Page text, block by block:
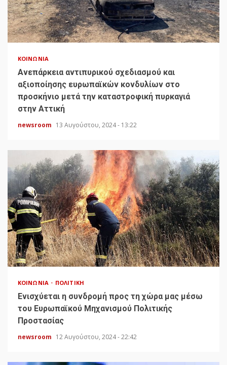
ΚΟΙΝΩΝΊΑ
Ανεπάρκεια αντιπυρικού σχεδιασμού και
αξιοποίησης ευρωπαϊκών κονδυλίων στο
προσκήνιο μετά την καταστροφική πυρκαγιά
στην Αττική
newsroom 13 Αυγούστου, 2024 - 13:22
ΚΟΙΝΩΝΊΑ ΠΟΛΙΤΙΚΉ
Ενισχύεται η συνδρομή προς τη χώρα μας μέσω
του Ευρωπαϊκού Μηχανισμού Πολιτικής
Προστασίας
newsroom 12 Αυγούστου, 2024 - 22:42